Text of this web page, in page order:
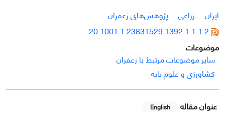
ایران
زراعی
پژوهش‌های زعفران
20.1001.1.23831529.1392.1.1.1.2
موضوعات
سایر موضوعات مرتبط با زعفران
کشاورزی و علوم پایه
عنوان مقاله English